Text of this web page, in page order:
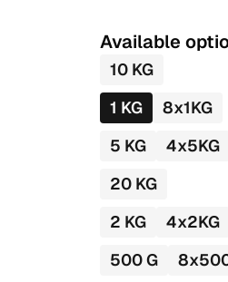
Available
10 KG
1 KG 8x1KG
5 KG 4x5KG
20 KG
2 KG 4x2KG
500G 8x